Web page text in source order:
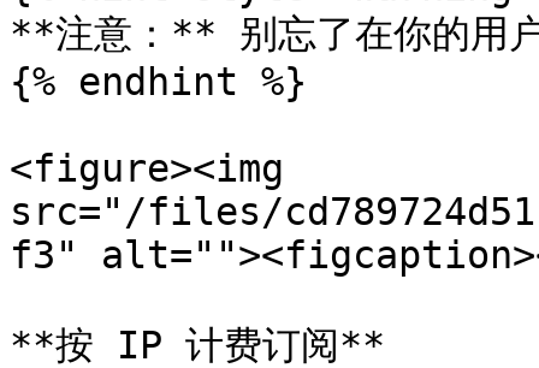
**注意：** 别忘了在你的
{% endhint %}
<figure><img
src="/files/
f3"
**按 IP 计费订阅**